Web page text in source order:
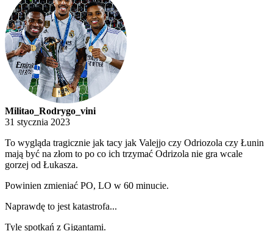
Militao_Rodrygo_vini
31 stycznia 2023
To wygląda tragicznie jak tacy jak Valejjo czy Odriozola czy Łunin
mają być na złom to po co ich trzymać Odrizola nie gra wcale
gorzej od Łukasza.
Powinien zmieniać PO, LO w 60 minucie.
Naprawdę to jest katastrofa...
Tyle spotkań z Gigantami.